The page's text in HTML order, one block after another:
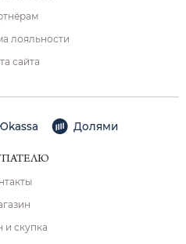
лояльности
сайта
Долями
и скупка